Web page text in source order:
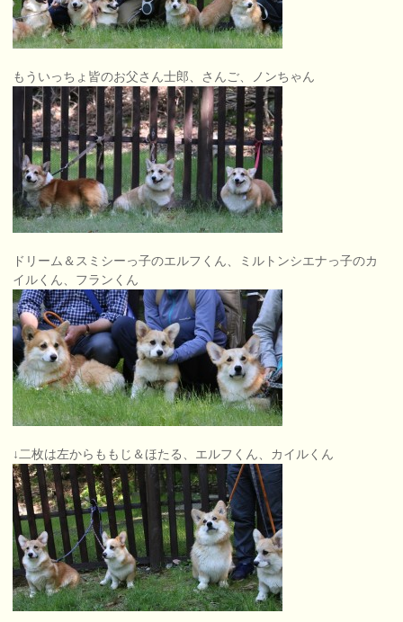
もういっちょ皆のお父さん士郎、さんご、ノンちゃん
ドリーム＆スミシーっ子のエルフくん、ミルトンシエナっ子のカ
イルくん、フランくん
↓二枚は左からももじ＆ほたる、エルフくん、カイルくん